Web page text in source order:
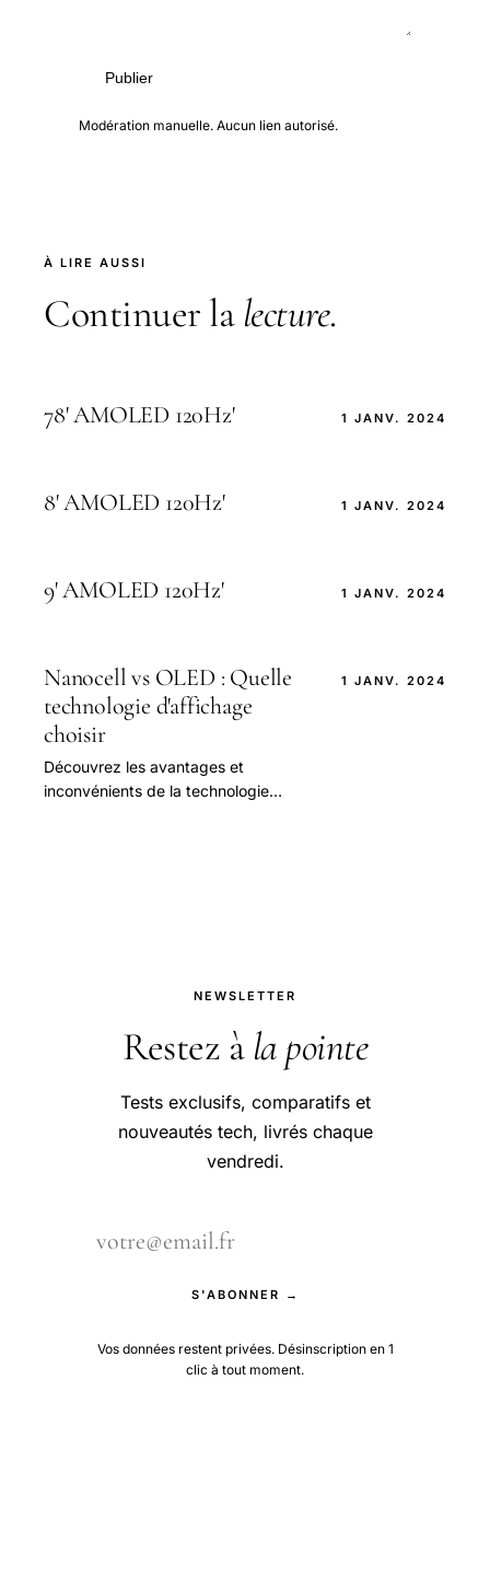
Publier
Modération manuelle. Aucun lien autorisé.
À LIRE AUSSI
Continuer la lecture.
78' AMOLED 120Hz' 1 JANV. 2024
8' AMOLED 120Hz' 1 JANV. 2024
9' AMOLED 120Hz' 1 JANV. 2024
Nanocell vs OLED : Quelle
technologie d'affichage
choisir
Découvrez les avantages et
inconvénients de la technologie
1 JANV. 2024
NEWSLETTER
Restez à la pointe
Tests exclusifs, comparatifs et
nouveautés tech, livrés chaque
vendredi.
S'ABONNER →
Vos données restent privées. Désinscription en 1
clic à tout moment.